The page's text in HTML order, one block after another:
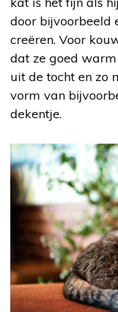
door bijvoorbeeld
creëren. Voor
dat ze goed
uit de tocht en zo
vorm van
dekentje.